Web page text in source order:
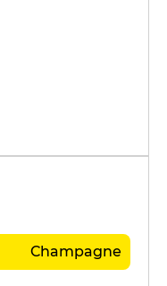
Champagne